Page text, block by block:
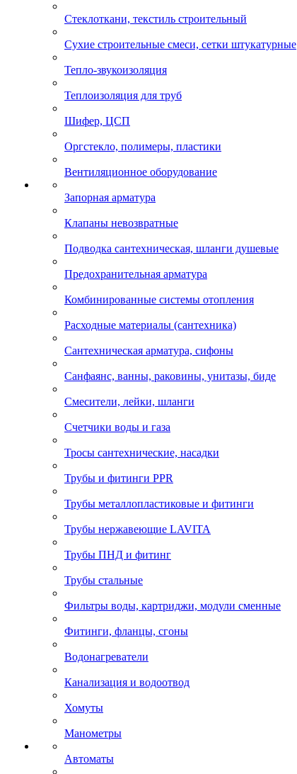
Стеклоткани, текстиль строительный
Сухие строительные смеси, сетки штукатурные
Тепло-звукоизоляция
Теплоизоляция для труб
Шифер, ЦСП
Оргстекло, полимеры, пластики
Вентиляционное оборудование
Запорная арматура
Клапаны невозвратные
Подводка сантехническая, шланги душевые
Предохранительная арматура
Комбинированные системы отопления
Расходные материалы (сантехника)
Сантехническая арматура, сифоны
Санфаянс, ванны, раковины, унитазы, биде
Смесители, лейки, шланги
Счетчики воды и газа
Тросы сантехнические, насадки
Трубы и фитинги PPR
Трубы металлопластиковые и фитинги
Трубы нержавеющие LAVITA
Трубы ПНД и фитинг
Трубы стальные
Фильтры воды, картриджи, модули сменные
Фитинги, фланцы, сгоны
Водонагреватели
Канализация и водоотвод
Хомуты
Манометры
Автоматы